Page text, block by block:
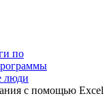
по
люди
с помощью Excel